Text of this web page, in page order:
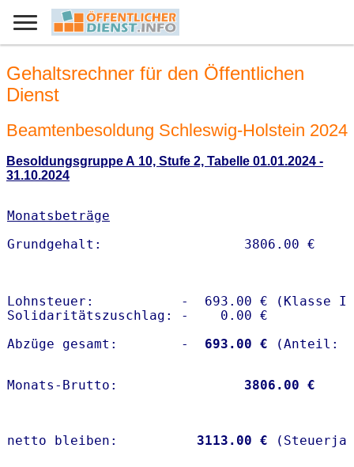
Gehaltsrechner für den Öffentlichen
Dienst
Beamtenbesoldung Schleswig-Holstein 2024
Besoldungsgruppe A 10, Stufe 2, Tabelle 01.01.2024 -
31.10.2024
Monatsbeträge
Lohnsteuer:           -  693.00 € (Klasse I)
Solidaritätszuschlag: -    0.00 €
Abzüge gesamt:        -
  693.00 €
Monats-Brutto: 3806.00 €
netto bleiben: 3113.00 €